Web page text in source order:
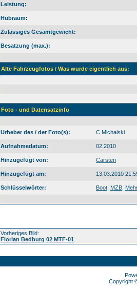
Leistung:
Hubraum:
Zulässiges Gesamtgewicht:
Besatzung (max.):
Alte Fahrzeugfotos / Was wurde eigentlich aus:
Foto - und Datensatzinfo
Urheber des / der Foto(s): C.Michalski
Aufnahmedatum: 02.2010
Hinzugefügt von: Carsten
Hinzugefügt am: 13.03.2010
Schlüsselwörter: Boot MZB
Vorheriges Bild:
Florian Bedburg 02 MTF-01
Copyright